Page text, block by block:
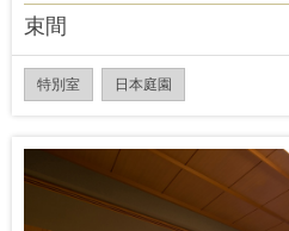
束間
特別室 日本庭園